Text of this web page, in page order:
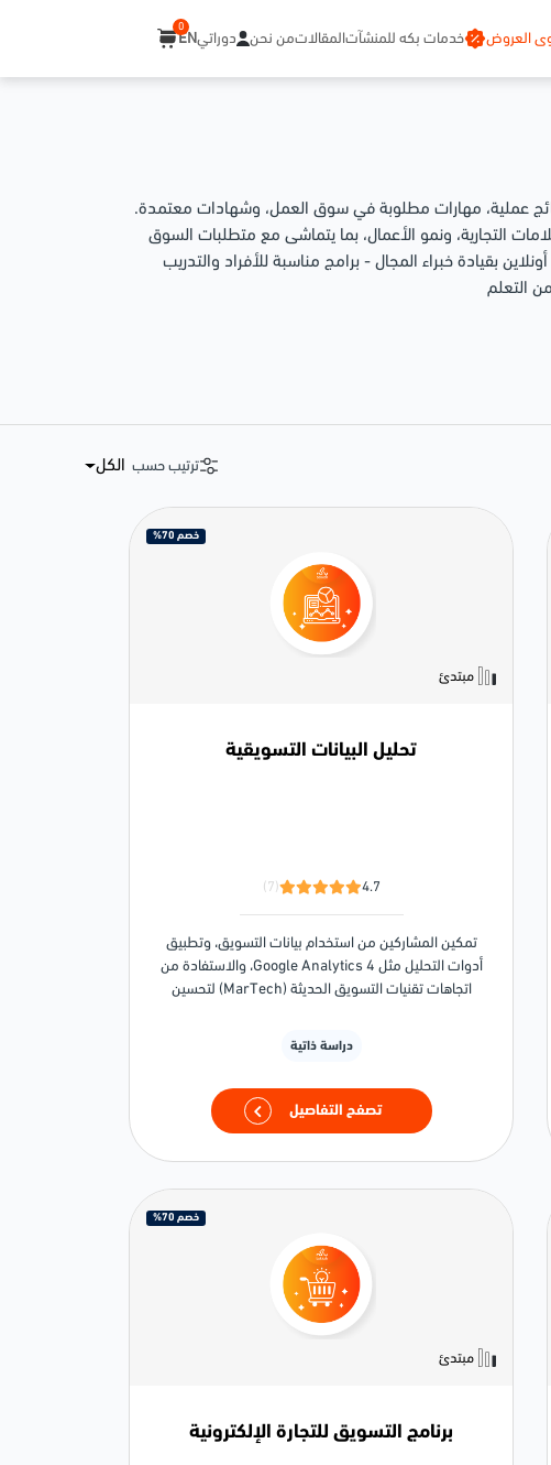
العروض خدمات بكه للمنشآتالمقالاتمن نحن دوراتيEN
0
عملية، مهارات مطلوبة في سوق العمل، وشهادات معتمدة.
التجارية، ونمو الأعمال، بما يتماشى مع متطلبات السوق
بقيادة خبراء المجال - برامج مناسبة للأفراد والتدريب
ترتيب حسب الكل
خصم 70%
مبتدئ
تحليل البيانات التسويقية
4.7
(7)
تمكين المشاركين من استخدام بيانات التسويق، وتطبيق
أدوات التحليل مثل Google Analytics 4، والاستفادة من
اتجاهات تقنيات التسويق الحديثة (MarTech) لتحسين
الشرق الأوسط وشمال أفريقيا.
دراسة ذاتية
تصفح التفاصيل
خصم 70%
مبتدئ
برنامج التسويق للتجارة الإلكترونية